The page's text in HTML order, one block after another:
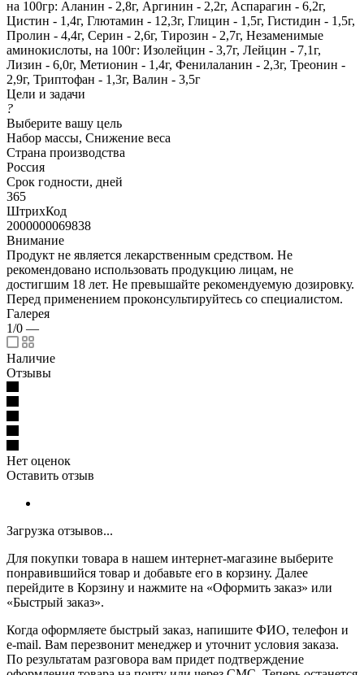
на 100гр: Аланин - 2,8г, Аргинин - 2,2г, Аспарагин - 6,2г,
Цистин - 1,4г, Глютамин - 12,3г, Глицин - 1,5г, Гистидин - 1,5г,
Пролин - 4,4г, Серин - 2,6г, Тирозин - 2,7г, Незаменимые
аминокислоты, на 100г: Изолейцин - 3,7г, Лейцин - 7,1г,
Лизин - 6,0г, Метионин - 1,4г, Фенилаланин - 2,3г, Треонин -
2,9г, Триптофан - 1,3г, Валин - 3,5г
Цели и задачи
?
Выберите вашу цель
Набор массы, Снижение веса
Страна производства
Россия
Срок годности, дней
365
ШтрихКод
2000000069838
Внимание
Продукт не является лекарственным средством. Не
рекомендовано использовать продукцию лицам, не
достигшим 18 лет. Не превышайте рекомендуемую дозировку.
Перед применением проконсультируйтесь со специалистом.
Галерея
1/0 —
Наличие
Отзывы
Нет оценок
Оставить отзыв
Загрузка отзывов...
Для покупки товара в нашем интернет-магазине выберите
понравившийся товар и добавьте его в корзину. Далее
перейдите в Корзину и нажмите на «Оформить заказ» или
«Быстрый заказ».
Когда оформляете быстрый заказ, напишите ФИО, телефон и
e-mail. Вам перезвонит менеджер и уточнит условия заказа.
По результатам разговора вам придет подтверждение